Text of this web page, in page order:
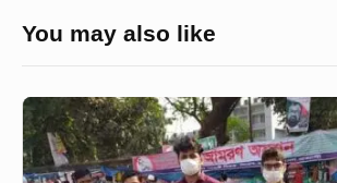
You may also like
নারী
ডোম
দিয়ে